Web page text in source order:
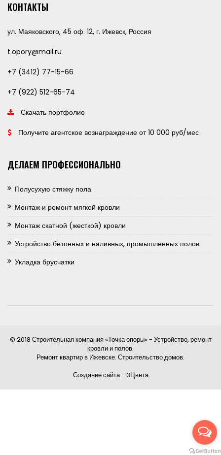
КОНТАКТЫ
ул. Маяковского, 45 оф. 12, г. Ижевск, Россия
t.opory@mail.ru
+7 (3412) 77-15-66
+7 (922) 512-65-74
Скачать портфолио
Получите агентское вознаграждение от 10 000 руб/мес
ДЕЛАЕМ ПРОФЕССИОНАЛЬНО
Полусухую стяжку пола
Монтаж и ремонт мягкой кровли
Монтаж скатной (жесткой) кровли
Устройство бетонных и наливных, промышленных полов.
Укладка брусчатки
© 2018 Строительная компания «Точка опоры» - Устройство, ремонт
кровли и полов.
Ремонт квартир в Ижевске. Строительство домов.
Создание сайта - 3Цвета